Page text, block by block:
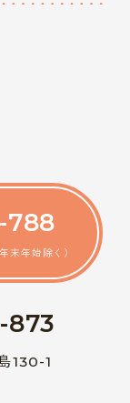
788
末年始除く）
873
130-1